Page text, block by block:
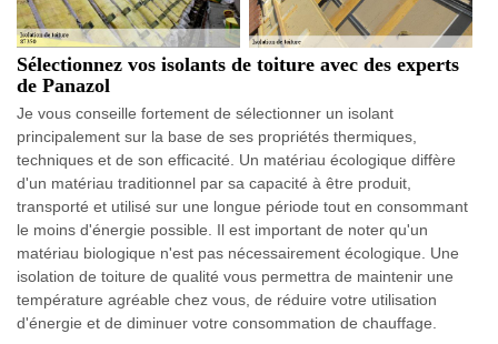
Sélectionnez vos isolants de toiture avec des experts
de Panazol
Je vous conseille fortement de sélectionner un isolant
principalement sur la base de ses propriétés thermiques,
techniques et de son efficacité. Un matériau écologique diffère
d'un matériau traditionnel par sa capacité à être produit,
transporté et utilisé sur une longue période tout en consommant
le moins d'énergie possible. Il est important de noter qu'un
matériau biologique n'est pas nécessairement écologique. Une
isolation de toiture de qualité vous permettra de maintenir une
température agréable chez vous, de réduire votre utilisation
d'énergie et de diminuer votre consommation de chauffage.